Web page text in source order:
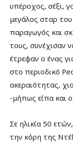
υπέροχος, σέξι,
μεγάλος σταρ
παραγωγός και
τους, συνέχισαν
έτρεφαν ο ένας
στο περιοδικό
ακεραιότητας,
-μήπως είπα και
Σε ηλικία 50
την κόρη της